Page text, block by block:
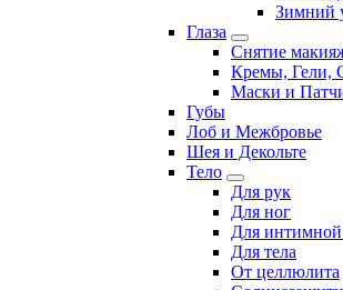
Зимний
Глаза
Снятие
Кремы, Гели,
Маски и
Губы
Лоб и Межбровье
Шея и Декольте
Тело
Для рук
Для ног
Для
Для тела
От целлюлита